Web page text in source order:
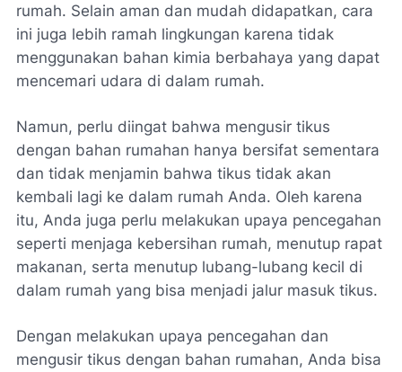
rumah. Selain aman dan mudah didapatkan, cara
ini juga lebih ramah lingkungan karena tidak
menggunakan bahan kimia berbahaya yang dapat
mencemari udara di dalam rumah.
Namun, perlu diingat bahwa mengusir tikus
dengan bahan rumahan hanya bersifat sementara
dan tidak menjamin bahwa tikus tidak akan
kembali lagi ke dalam rumah Anda. Oleh karena
itu, Anda juga perlu melakukan upaya pencegahan
seperti menjaga kebersihan rumah, menutup rapat
makanan, serta menutup lubang-lubang kecil di
dalam rumah yang bisa menjadi jalur masuk tikus.
Dengan melakukan upaya pencegahan dan
mengusir tikus dengan bahan rumahan, Anda bisa